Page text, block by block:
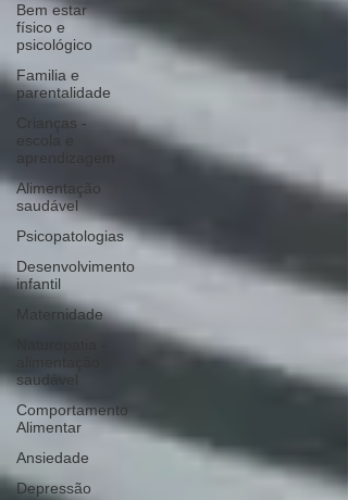
KidsC are
Contacte-
soluçã
Bem estar
físico e
psicológico
Familia e
parentalidade
Crianças -
escola e
aprendizagem
Alimentação
saudável
Psicopatologias
Desenvolvimento
infantil
Maternidade
saudável
Comportamento
Alimentar
Ansiedade
Depressão